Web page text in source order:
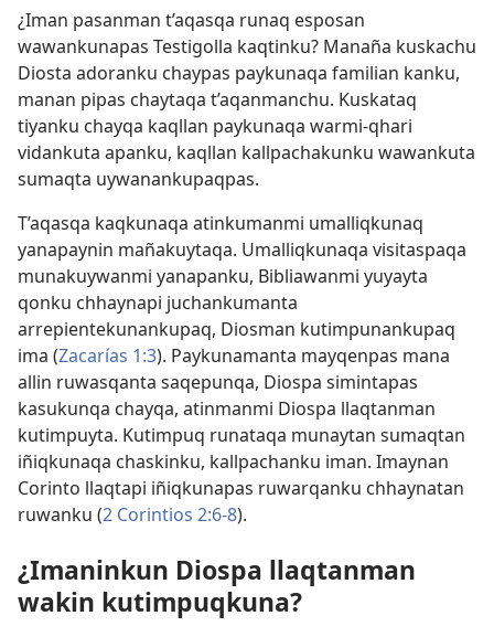
¿Iman pasanman t’aqasqa runaq esposan
wawankunapas Testigolla kaqtinku? Manaña kuskachu
Diosta adoranku chaypas paykunaqa familian kanku,
manan pipas chaytaqa t’aqanmanchu. Kuskataq
tiyanku chayqa kaqllan paykunaqa warmi-qhari
vidankuta apanku, kaqllan kallpachakunku wawankuta
sumaqta uywanankupaqpas.
T’aqasqa kaqkunaqa atinkumanmi umalliqkunaq
yanapaynin mañakuytaqa. Umalliqkunaqa visitaspaqa
munakuywanmi yanapanku, Bibliawanmi yuyayta
qonku chhaynapi juchankumanta
arrepientekunankupaq, Diosman kutimpunankupaq
ima (Zacarías 1:3). Paykunamanta mayqenpas mana
allin ruwasqanta saqepunqa, Diospa simintapas
kasukunqa chayqa, atinmanmi Diospa llaqtanman
kutimpuyta. Kutimpuq runataqa munaytan sumaqtan
iñiqkunaqa chaskinku, kallpachanku iman. Imaynan
Corinto llaqtapi iñiqkunapas ruwarqanku chhaynatan
ruwanku (2 Corintios 2:6-8).
¿Imaninkun Diospa llaqtanman
wakin kutimpuqkuna?